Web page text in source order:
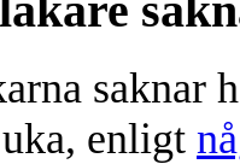
saknar
enligt